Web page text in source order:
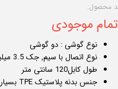
محصول:
موجودی
نوع گوشی : دو گوشی
نوع اتصال با سیم, جک 3.5 میلیمتری
طول کابل120 سانتی متر
جنس بدنه پلاستیک TPE بسیار بادوام